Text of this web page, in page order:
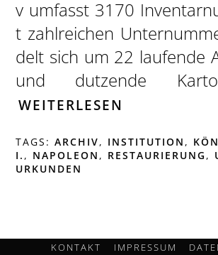
v umfasst 3170
t zahlreichen
delt sich um 22 laufende
und dutzende
WEITERLESEN
TAGS:ARCHIV, INSTITUTION ,
I. , NAPOLEON , RESTAURIERUNG ,
URKUNDEN
KONTAKT IMPRESSUM